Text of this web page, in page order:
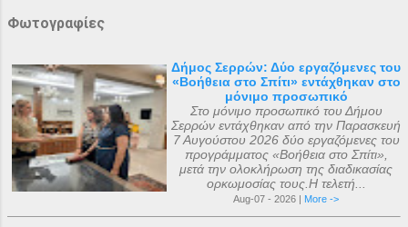
Φωτογραφίες
Δήμος Σερρών: Δύο εργαζόμενες του
«Βοήθεια στο Σπίτι» εντάχθηκαν στο
μόνιμο προσωπικό
Στο μόνιμο προσωπικό του Δήμου
Σερρών εντάχθηκαν από την Παρασκευή
7 Αυγούστου 2026 δύο εργαζόμενες του
προγράμματος «Βοήθεια στο Σπίτι»,
μετά την ολοκλήρωση της διαδικασίας
ορκωμοσίας τους.Η τελετή...
Aug-07 - 2026 | More ->